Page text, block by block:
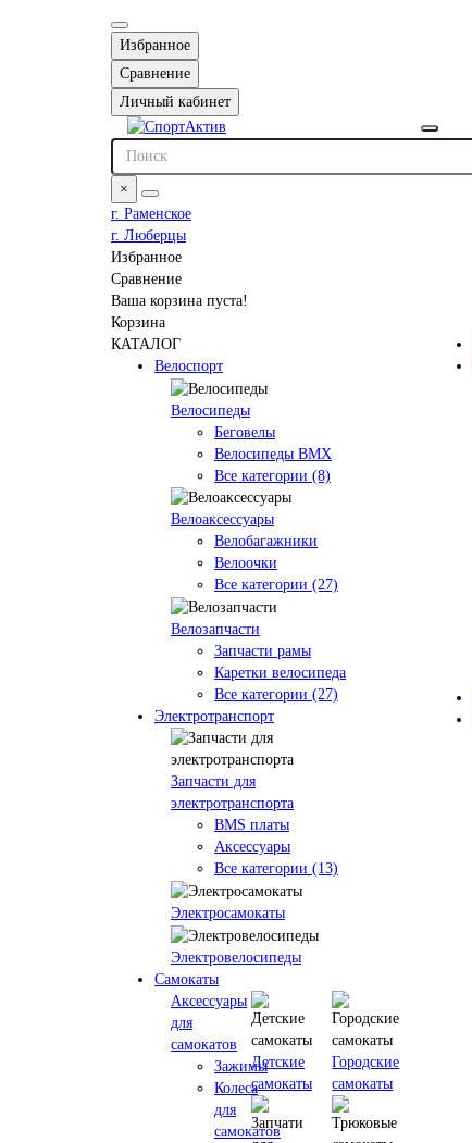
Избранное
Сравнение
Личный кабинет
×
г. Раменское
г. Люберцы
Избранное
Сравнение
Ваша корзина пуста!
Корзина
КАТАЛОГ
Велоспорт
Велосипеды
Беговелы
Велосипеды BMX
Все категории (8)
Велоаксессуары
Велобагажники
Велоочки
Все категории (27)
Велозапчасти
Запчасти рамы
Каретки велосипеда
Все категории (27)
Электротранспорт
Запчасти для
электротранспорта
BMS платы
Аксессуары
Все категории (13)
Электросамокаты
Электровелосипеды
Самокаты
Аксессуары
для
самокатов
Зажимы
Колеса
для
самокатов
Детские
самокаты
Городские
самокаты